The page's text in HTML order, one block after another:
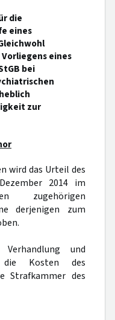
die
eines
eines
bei
zur
wird das Urteil des
2014 im
zugehörigen
derjenigen zum
und
die Kosten des
Strafkammer des